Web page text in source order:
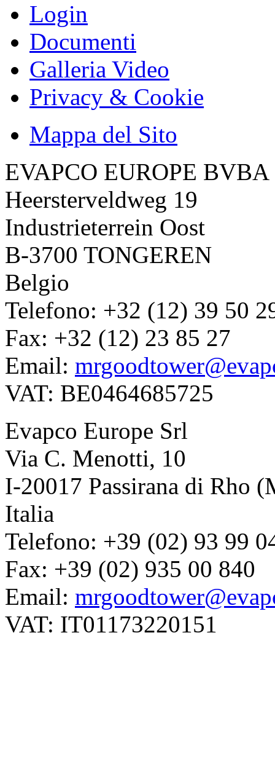
Login
Documenti
Galleria Video
Privacy & Cookie
Mappa del Sito
EVAPCO EUROPE BVBA
Heersterveldweg 19
Industrieterrein Oost
B-3700 TONGEREN
Belgio
Telefono: +32 (12) 39 50
Fax: +32 (12) 23 85 27
Email:
VAT: BE0464685725
Evapco Europe Srl
Via C. Menotti, 10
I-20017 Passirana di Rho
Italia
Telefono: +39 (02) 93 99
Fax: +39 (02) 935 00 840
Email:
VAT: IT01173220151